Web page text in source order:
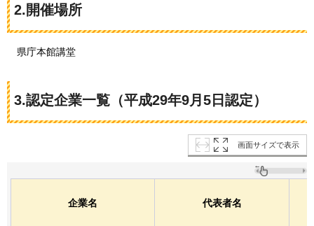
2.開催場所
県庁本館講堂
3.認定企業一覧（平成29年9月5日認定）
画面サイズで表示
企業名 代表者名